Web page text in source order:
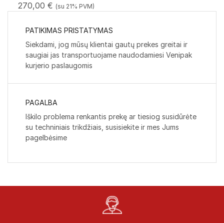
270,00 € (su 21% PVM)
PATIKIMAS PRISTATYMAS
Siekdami, jog mūsų klientai gautų prekes greitai ir
saugiai jas transportuojame naudodamiesi Venipak
kurjerio paslaugomis
PAGALBA
Iškilo problema renkantis prekę ar tiesiog susidūrėte
su techniniais trikdžiais, susisiekite ir mes Jums
pagelbėsime